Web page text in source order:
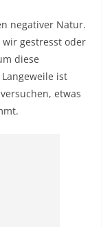
negativer Natur.
gestresst oder
diese
ist
etwas